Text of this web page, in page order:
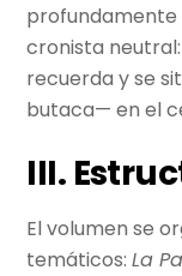
profundamente
cronista
recuerda y se
butaca— en el
III.
El volumen se
temáticos:La